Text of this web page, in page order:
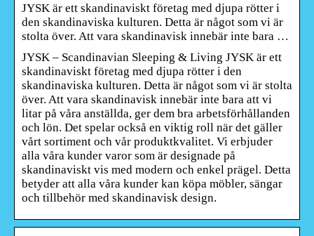
JYSK är ett skandinaviskt företag med djupa rötter i
den skandinaviska kulturen. Detta är något som vi är
stolta över. Att vara skandinavisk innebär inte bara …
JYSK – Scandinavian Sleeping & Living JYSK är ett
skandinaviskt företag med djupa rötter i den
skandinaviska kulturen. Detta är något som vi är stolta
över. Att vara skandinavisk innebär inte bara att vi
litar på våra anställda, ger dem bra arbetsförhållanden
och lön. Det spelar också en viktig roll när det gäller
vårt sortiment och vår produktkvalitet. Vi erbjuder
alla våra kunder varor som är designade på
skandinaviskt vis med modern och enkel prägel. Detta
betyder att alla våra kunder kan köpa möbler, sängar
och tillbehör med skandinavisk design.